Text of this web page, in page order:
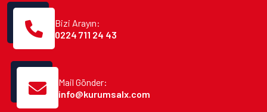
Bizi Arayın:
0224 711 24 43
Mail Gönder:
info@kurumsalx.com